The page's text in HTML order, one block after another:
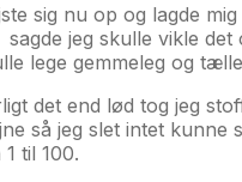
sig nu op og lagde
jeg skulle vikle det
lege gemmeleg og
det end lød tog jeg
så jeg slet intet kunne
til 100.